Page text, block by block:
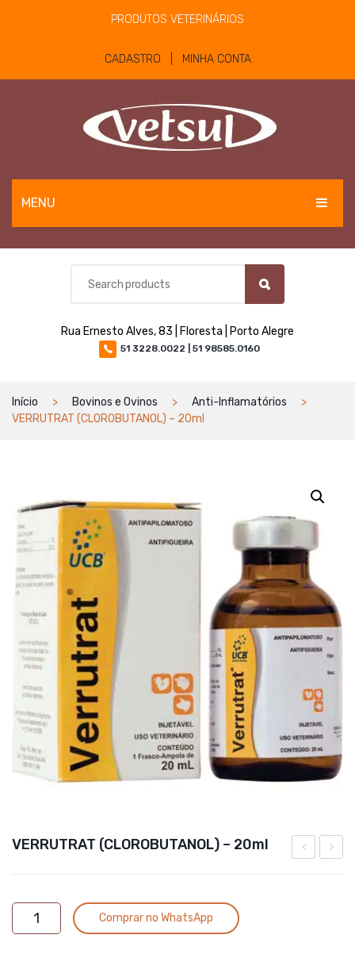
PRODUTOS VETERINÁRIOS
CADASTRO | MINHA CONTA
MENU
EQUINOS
BOVINOS E OVINOS
MATERIAIS E EQUIPAMENTOS
Rua Ernesto Alves, 83 | Floresta | Porto Alegre
51 3228.0022 | 51 98585.0160
Início Bovinos e Ovinos
Anti-Inflamatórios
VERRUTRAT (CLOROBUTANOL) – 20ml
VERRUTRAT (CLOROBUTANOL) – 20ml
VERRUTRAT
(CLOROBUTANOL)
Comprar no WhatsApp